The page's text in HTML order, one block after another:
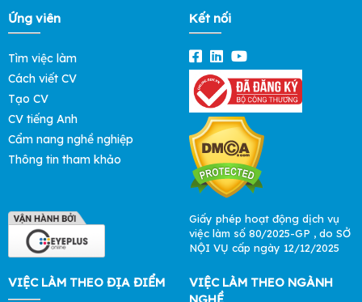
Ứng viên
Tìm việc làm
Cách viết CV
Tạo CV
CV tiếng Anh
Cẩm nang nghề nghiệp
Thông tin tham khảo
Kết nối
Giấy phép hoạt động dịch vụ
việc làm số 80/2025-GP , do SỞ
NỘI VỤ cấp ngày 12/12/2025
VIỆC LÀM THEO ĐỊA ĐIỂM
VIỆC LÀM THEO NGÀNH
NGHỀ